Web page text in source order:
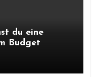
du eine
Budget